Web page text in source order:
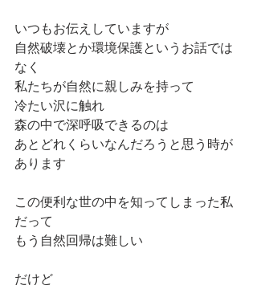
いつもお伝えしていますが
自然破壊とか環境保護というお話では
なく
私たちが自然に親しみを持って
冷たい沢に触れ
森の中で深呼吸できるのは
あとどれくらいなんだろうと思う時が
あります
この便利な世の中を知ってしまった私
だって
もう自然回帰は難しい
だけど